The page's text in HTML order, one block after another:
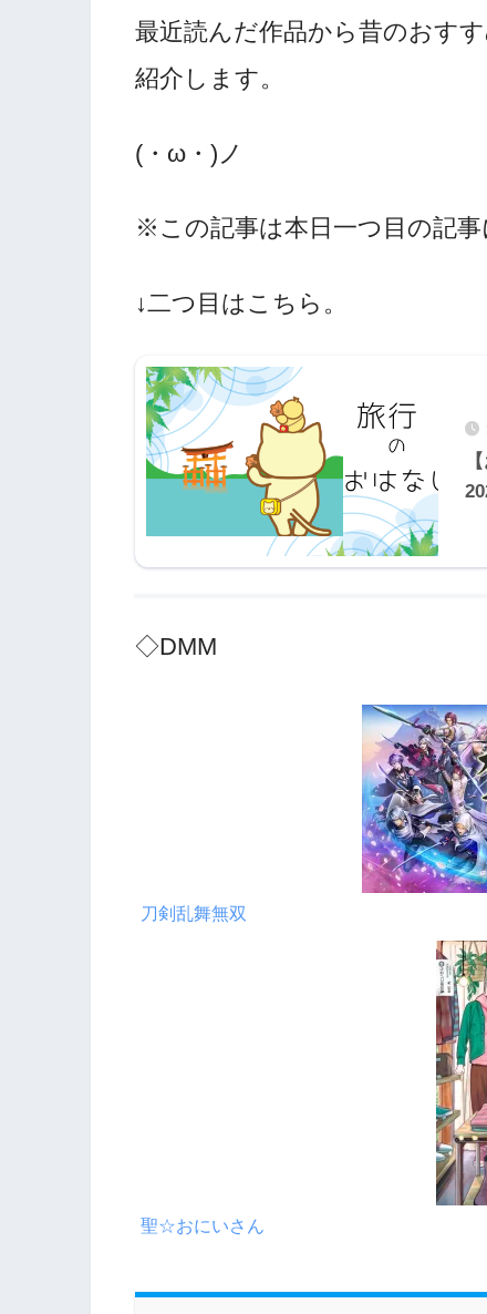
最近読んだ作品から昔のおす
紹介します。
(・ω・)ノ
※この記事は本日一つ目の記事
↓二つ目はこちら。
◇DMM
刀剣乱舞無双
聖☆おにいさん